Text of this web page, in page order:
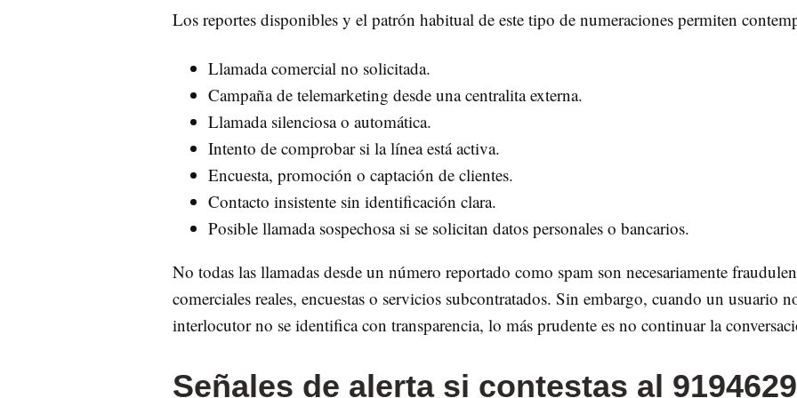
Los reportes disponibles y el patrón habitual de este tipo de numeraciones permiten
Llamada comercial no solicitada.
Campaña de telemarketing desde una centralita externa.
Llamada silenciosa o automática.
Intento de comprobar si la línea está activa.
Encuesta, promoción o captación de clientes.
Contacto insistente sin identificación clara.
Posible llamada sospechosa si se solicitan datos personales o bancarios.
No todas las llamadas desde un número reportado como spam son necesariamente
comerciales reales, encuestas o servicios subcontratados. Sin embargo, cuando un usuario
interlocutor no se identifica con transparencia, lo más prudente es no continuar la
Señales de alerta si contestas al